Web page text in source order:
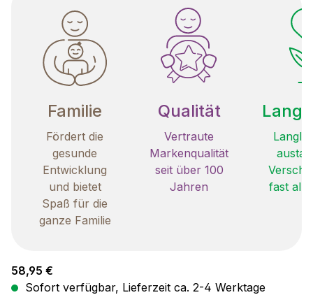
Familie
Fördert die
gesunde
Entwicklung
und bietet
Spaß für die
ganze Familie
Qualität
Vertraute
Markenqualität
seit über 100
Jahren
fast
Regulärer Preis:
58,95 €
Sofort verfügbar, Lieferzeit ca. 2-4 Werktage